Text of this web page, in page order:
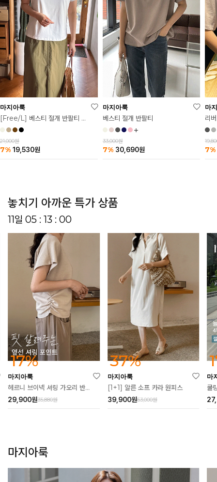
마지아룩
[Free/L] 베스티 절개 반팔티 2탄
21,000원
7% 19,530원
마지아룩
베스티 절개 반팔티
33,000원
7% 30,690원
마
리
7%
놓치기 아까운 특가 상품
11일 05 : 12 : 56
17%
마지아룩
헤르니 브이넥 셔링 가오리 반팔티
35,880원
29,900원
37%
마지아룩
[1+1] 알른 소프 카라 원피스
63,000원
39,900원
마
쿨
마지아룩